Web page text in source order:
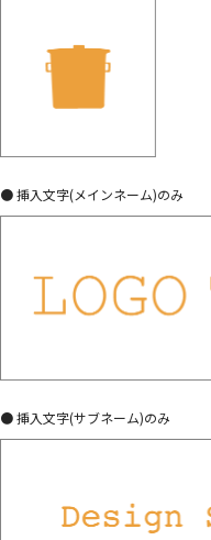
● 挿入文字(メインネーム)のみ
● 挿入文字(サブネーム)のみ